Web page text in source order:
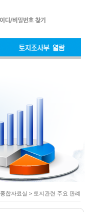
종합자료실 > 토지관련 주요 판례